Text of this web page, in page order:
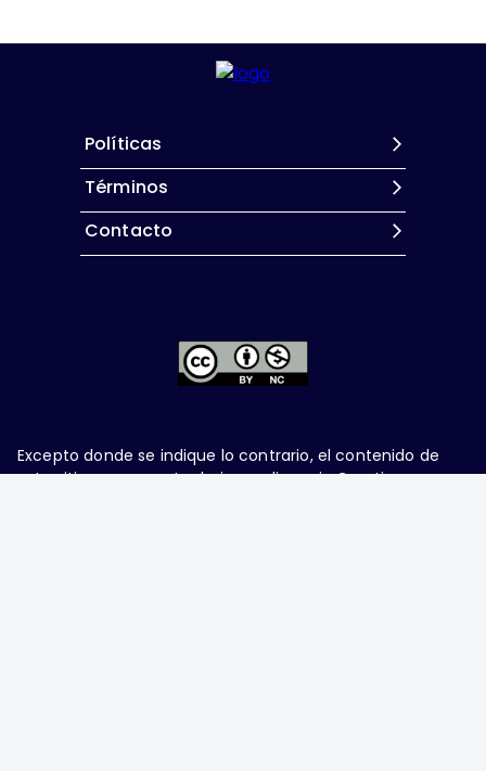
Políticas
Términos
Contacto
Excepto donde se indique lo contrario, el contenido de
este sitio se encuentra bajo una licencia Creative